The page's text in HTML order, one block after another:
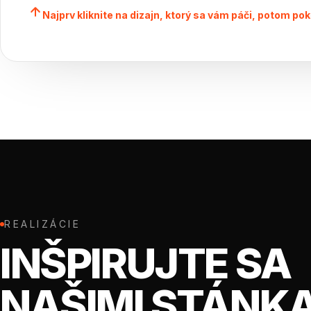
Najprv kliknite na dizajn, ktorý sa vám páči, potom
REALIZÁCIE
INŠPIRUJTE SA